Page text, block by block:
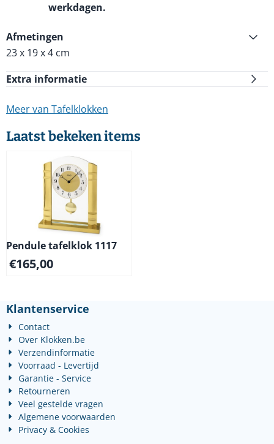
werkdagen.
Afmetingen
23 x 19 x 4 cm
Extra informatie
Meer van Tafelklokken
Laatst bekeken items
Pendule tafelklok 1117
€165,00
Klantenservice
Contact
Over Klokken.be
Verzendinformatie
Voorraad - Levertijd
Garantie - Service
Retourneren
Veel gestelde vragen
Algemene voorwaarden
Privacy & Cookies